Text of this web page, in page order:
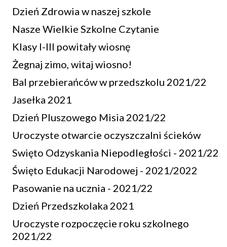
Dzień Zdrowia w naszej szkole
Nasze Wielkie Szkolne Czytanie
Klasy I-III powitały wiosnę
Żegnaj zimo, witaj wiosno!
Bal przebierańców w przedszkolu 2021/22
Jasełka 2021
Dzień Pluszowego Misia 2021/22
Uroczyste otwarcie oczyszczalni ścieków
Swięto Odzyskania Niepodległości - 2021/22
Święto Edukacji Narodowej - 2021/2022
Pasowanie na ucznia - 2021/22
Dzień Przedszkolaka 2021
Uroczyste rozpoczęcie roku szkolnego
2021/22